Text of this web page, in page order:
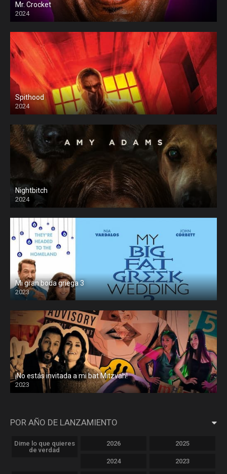
Mr. Crocket
2024
Spithood
2024
Nightbitch
2024
Mi gran boda griega 3
2023
¡No estás invitada a mi bat Mitzvah!
2023
POR AÑO DE LANZAMIENTO
Dime lo que quieres
de verdad
2026 2025
2024 2023